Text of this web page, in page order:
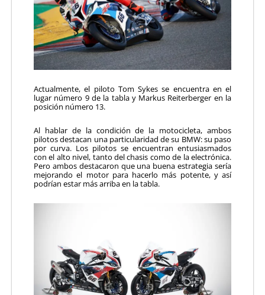
Actualmente, el piloto Tom Sykes se encuentra en el
lugar número 9 de la tabla y Markus Reiterberger en la
posición número 13.
Al hablar de la condición de la motocicleta, ambos
pilotos destacan una particularidad de su BMW: su paso
por curva. Los pilotos se encuentran entusiasmados
con el alto nivel, tanto del chasis como de la electrónica.
Pero ambos destacaron que una buena estrategia sería
mejorando el motor para hacerlo más potente, y así
podrían estar más arriba en la tabla.